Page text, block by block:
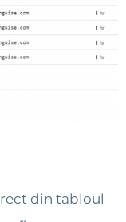
din tabloul